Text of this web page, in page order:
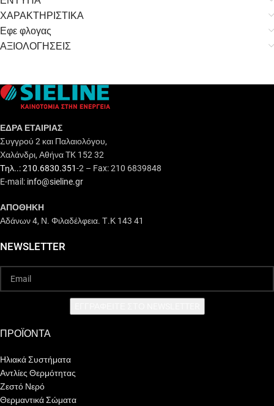
ΧΑΡΑΚΤΗΡΙΣΤΙΚΑ
Εφε φλογας
ΑΞΙΟΛΟΓΗΣΕΙΣ
ΕΔΡΑ ΕΤΑΙΡΙΑΣ
Συγγρού 2 και Παλαιολόγου,
Χαλάνδρι, Αθήνα TK 152 32
Τηλ..: 210.6830.351-2 – Fax: 210 6839848
E-mail: info@sieline.gr
ΑΠΟΘΗΚΗ
Αδάνων 4, Ν. Φιλαδέλφεια. Τ.Κ 143 41
NEWSLETTER
ΠΡΟΪΟΝΤΑ
Ηλιακά Συστήματα
Αντλίες Θερμότητας
Ζεστό Νερό
Θερμαντικά Σώματα